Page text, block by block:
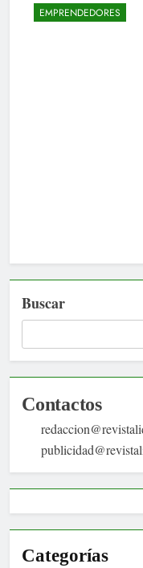
EMPRENDEDORES
Buscar
Contactos
Categorías